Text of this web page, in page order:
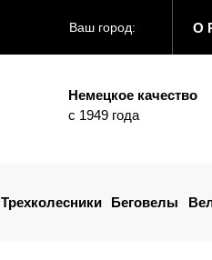
Ваш город: О
Немецкое качество
с 1949 года
Трехколесники Беговелы